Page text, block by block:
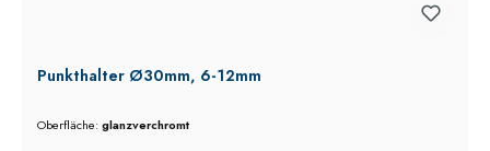
Punkthalter Ø30mm, 6-12mm
Oberfläche:glanzverchromt